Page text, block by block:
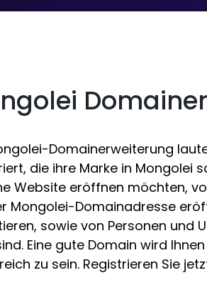
Domainerweiterung
die ihre Marke in Mongolei
Website eröffnen möchten,
Mongolei-Domainadresse
sowie von Personen und
Eine gute Domain wird
zu sein. Registrieren Sie